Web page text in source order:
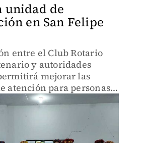
unidad de
en San Felipe
entre el Club Rotario
y autoridades
mejorar las
atención para personas
en la UBR.